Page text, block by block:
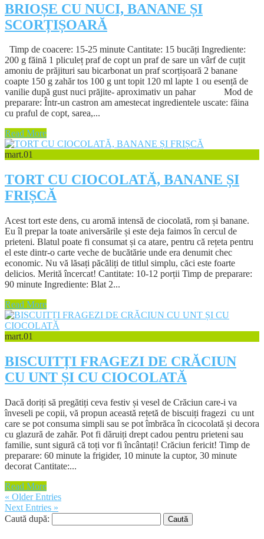
BRIOȘE CU NUCI, BANANE ȘI
SCORȚIȘOARĂ
Timp de coacere: 15-25 minute Cantitate: 15 bucăți Ingrediente:
200 g făină 1 pliculeț praf de copt un praf de sare un vârf de cuțit
amoniu de prăjituri sau bicarbonat un praf scorțișoară 2 banane
coapte 150 g zahăr tos 100 g unt topit 120 ml lapte 1 ou esență de
vanilie după gust nuci prăjite- aproximativ un pahar Mod de
preparare: Într-un castron am amestecat ingredientele uscate: făina
cu praful de copt, sarea,...
Read More
mart.01
TORT CU CIOCOLATĂ, BANANE ȘI
FRIȘCĂ
Acest tort este dens, cu aromă intensă de ciocolată, rom și banane.
Eu îl prepar la toate aniversările și este deja faimos în cercul de
prieteni. Blatul poate fi consumat și ca atare, pentru că rețeta pentru
el este dintr-o carte veche de bucătărie unde era denumit chec
economic. Nu vă lăsați păcăliți de titlul simplu, căci este foarte
delicios. Merită încercat! Cantitate: 10-12 porții Timp de preparare:
90 minute Ingrediente: Blat 2...
Read More
mart.01
BISCUITȚI FRAGEZI DE CRĂCIUN
CU UNT ȘI CU CIOCOLATĂ
Dacă doriți să pregătiți ceva festiv și vesel de Crăciun care-i va
înveseli pe copii, vă propun această rețetă de biscuiți fragezi cu unt
care se pot consuma simpli sau se pot îmbrăca în cicocolată și decora
cu glazură de zahăr. Pot fi dăruiți drept cadou pentru prieteni sau
familie, sunt sigură că toți vor fi încântați! Crăciun fericit! Timp de
preparare: 60 minute la frigider, 10 minute la cuptor, 30 minute
decorat Cantitate:...
Read More
« Older Entries
Next Entries »
Caută după: